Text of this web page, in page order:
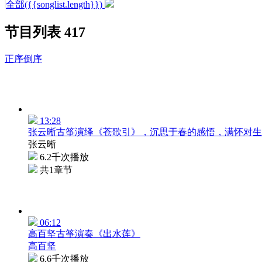
全部({{songlist.length}})
节目列表 417
正序倒序
13:28
张云晰古筝演绎《苍歌引》，沉思于春的感悟，满怀对
张云晰
6.2千次播放
共1章节
06:12
高百坚古筝演奏《出水莲》
高百坚
6.6千次播放